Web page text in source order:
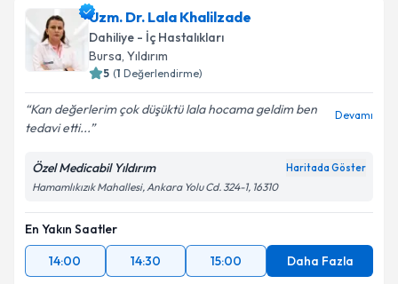
Uzm. Dr. Lala Khalilzade
Dahiliye - İç Hastalıkları
Bursa, Yıldırım
5 (1 Değerlendirme)
Kan değerlerim çok düşüktü lala hocama geldim ben
tedavi etti...
Devamı
Özel Medicabil Yıldırım Haritada Göster
Hamamlıkızık Mahallesi, Ankara Yolu Cd. 324-1, 16310
En Yakın Saatler
14:00
14:30 15:00 Daha Fazla